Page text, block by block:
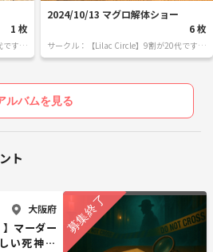
1 枚
です！
どメン
2024/10/13 マグロ解体ショー
6 枚
サークル：【Lilac Circle】9割が20代です！
みんなでBBQやスポーツやボドゲなどメン
ルバムを見る
ト
大阪府
】マーダー
い死神の